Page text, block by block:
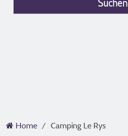
Home Camping Le Rys